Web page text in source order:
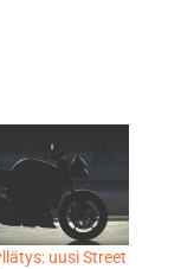
uusi Street